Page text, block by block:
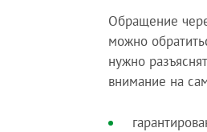
Обращение
можно
нужно
внимание на